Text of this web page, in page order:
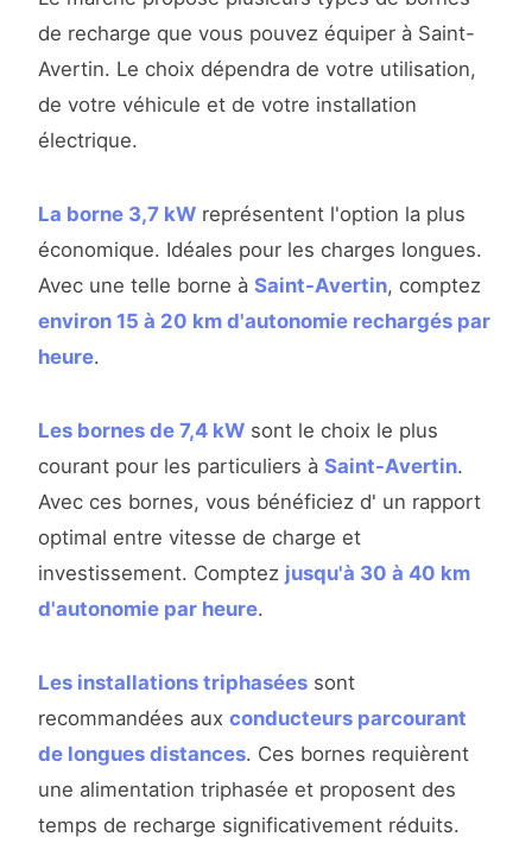
de recharge que vous pouvez équiper à Saint-
Avertin. Le choix dépendra de votre utilisation,
de votre véhicule et de votre installation
électrique.
La borne 3,7 kW représentent l'option la plus
économique. Idéales pour les charges longues.
Avec une telle borne à Saint-Avertin, comptez
environ 15 à 20 km d'autonomie rechargés par
heure.
Les bornes de 7,4 kW sont le choix le plus
courant pour les particuliers à Saint-Avertin.
Avec ces bornes, vous bénéficiez d' un rapport
optimal entre vitesse de charge et
investissement. Comptez jusqu'à 30 à 40 km
d'autonomie par heure.
Les installations triphasées sont
recommandées aux conducteurs parcourant
de longues distances. Ces bornes requièrent
une alimentation triphasée et proposent des
temps de recharge significativement réduits.